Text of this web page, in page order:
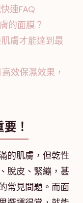
速FAQ
的面膜？
膚才能達到最
效保濕效果，
！
的肌膚，但乾性
脫皮、緊繃，甚
常見問題。而面